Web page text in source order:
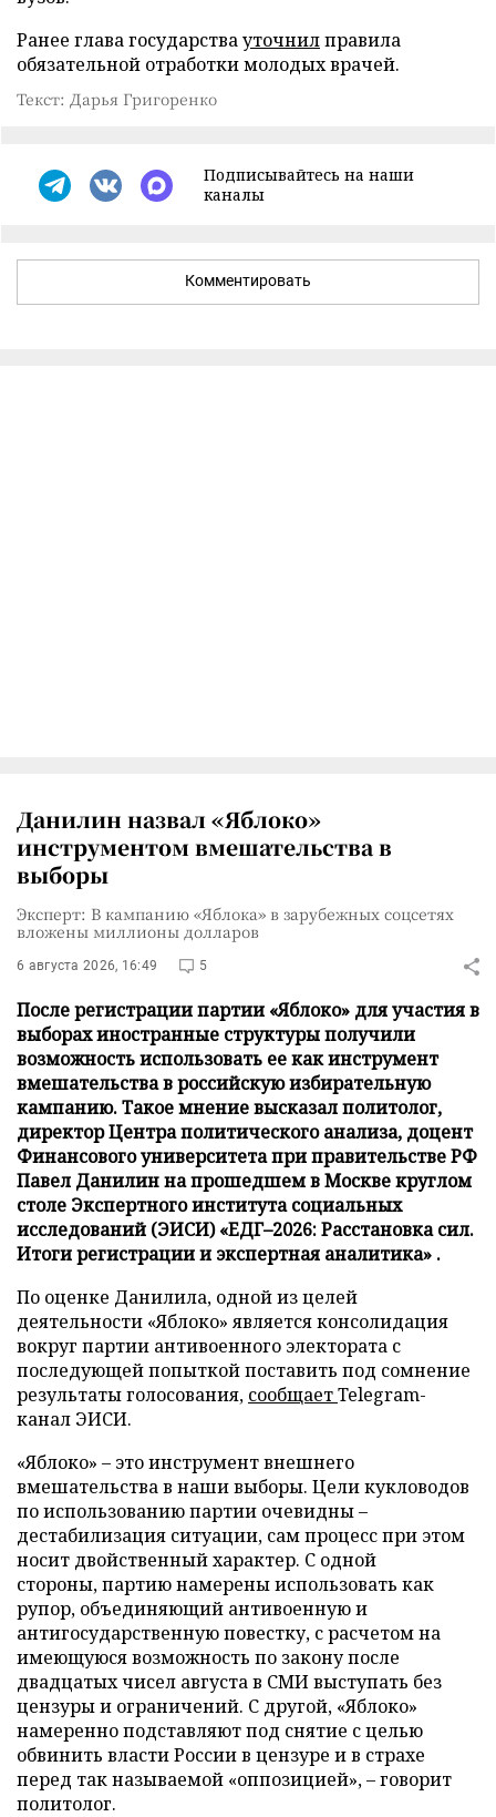
Ранее глава государствауточнилправила
обязательной отработки молодых врачей.
Текст: Дарья Григоренко
Подписывайтесь на наши
каналы
Комментировать
Данилин назвал «Яблоко»
инструментом вмешательства в
выборы
Эксперт: В кампанию «Яблока» в зарубежных соцсетях
вложены миллионы долларов
6 августа 2026, 16:49 5
После регистрации партии «Яблоко» для участия в
выборах иностранные структуры получили
возможность использовать ее как инструмент
вмешательства в российскую избирательную
кампанию. Такое мнение высказал политолог,
директор Центра политического анализа, доцент
Финансового университета при правительстве РФ
Павел Данилин на прошедшем в Москве круглом
столе Экспертного института социальных
исследований (ЭИСИ) «ЕДГ–2026: Расстановка сил.
Итоги регистрации и экспертная аналитика» .
По оценке Данилила, одной из целей
деятельности «Яблоко» является консолидация
вокруг партии антивоенного электората с
последующей попыткой поставить под сомнение
результаты голосования, сообщаетTelegram-
канал ЭИСИ.
«Яблоко» – это инструмент внешнего
вмешательства в наши выборы. Цели кукловодов
по использованию партии очевидны –
дестабилизация ситуации, сам процесс при этом
носит двойственный характер. С одной
стороны, партию намерены использовать как
рупор, объединяющий антивоенную и
антигосударственную повестку, с расчетом на
имеющуюся возможность по закону после
двадцатых чисел августа в СМИ выступать без
цензуры и ограничений. С другой, «Яблоко»
намеренно подставляют под снятие с целью
обвинить власти России в цензуре и в страхе
перед так называемой «оппозицией», – говорит
политолог.